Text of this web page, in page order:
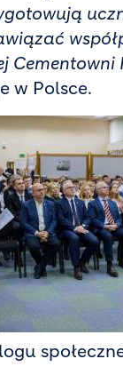
Cementowni
w Polsce.